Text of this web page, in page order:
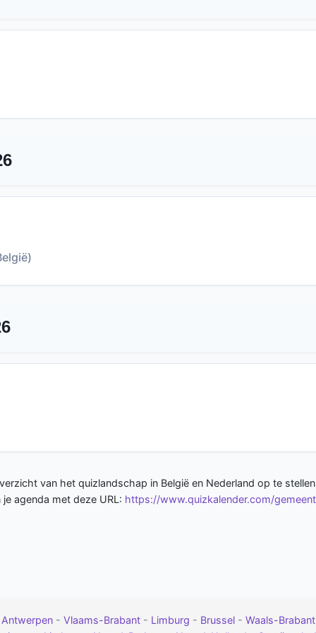
van het quizlandschap in België en Nederland op te
agenda met deze URL: https://www.quizkalender.com/
Antwerpen - Vlaams-Brabant - Limburg - Brussel - Waals-